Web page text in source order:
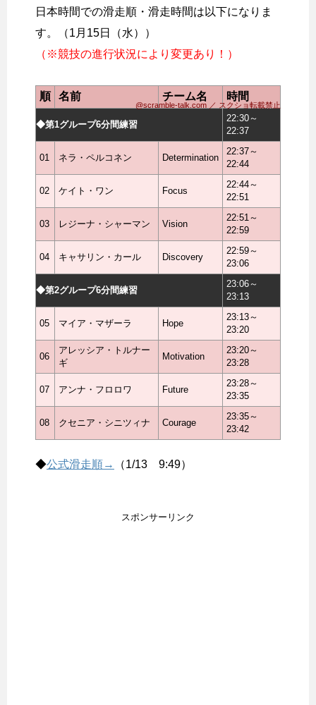
日本時間での滑走順・滑走時間は以下になりま
す。（1月15日（水））
（※競技の進行状況により変更あり！）
@scramble-talk.com ／ スクショ転載禁止
順 名前 チーム名 時間
◆第1グループ6分間練習
22:30～
22:37
01 ネラ・ペルコネン Determination
22:37～
22:44
02 ケイト・ワン Focus
22:44～
22:51
03 レジーナ・シャーマン Vision
22:51～
22:59
04 キャサリン・カール Discovery
22:59～
23:06
◆第2グループ6分間練習
23:06～
23:13
05 マイア・マザーラ Hope
23:13～
23:20
06
アレッシア・トルナー
ギ
Motivation
23:20～
23:28
07 アンナ・フロロワ Future
23:28～
23:35
08 クセニア・シニツィナ Courage
23:35～
23:42
◆公式滑走順→ （1/13 9:49）
スポンサーリンク